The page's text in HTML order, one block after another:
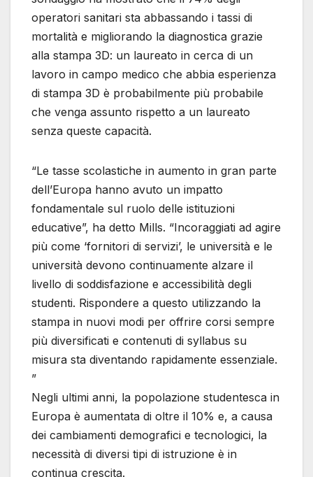
operatori sanitari sta abbassando i tassi di
mortalità e migliorando la diagnostica grazie
alla stampa 3D: un laureato in cerca di un
lavoro in campo medico che abbia esperienza
di stampa 3D è probabilmente più probabile
che venga assunto rispetto a un laureato
senza queste capacità.
“Le tasse scolastiche in aumento in gran parte
dell’Europa hanno avuto un impatto
fondamentale sul ruolo delle istituzioni
educative”, ha detto Mills. “Incoraggiati ad agire
più come ‘fornitori di servizi’, le università e le
università devono continuamente alzare il
livello di soddisfazione e accessibilità degli
studenti. Rispondere a questo utilizzando la
stampa in nuovi modi per offrire corsi sempre
più diversificati e contenuti di syllabus su
misura sta diventando rapidamente essenziale.
”
Negli ultimi anni, la popolazione studentesca in
Europa è aumentata di oltre il 10% e, a causa
dei cambiamenti demografici e tecnologici, la
necessità di diversi tipi di istruzione è in
continua crescita.